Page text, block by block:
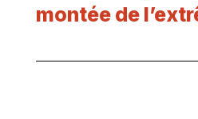
montée de